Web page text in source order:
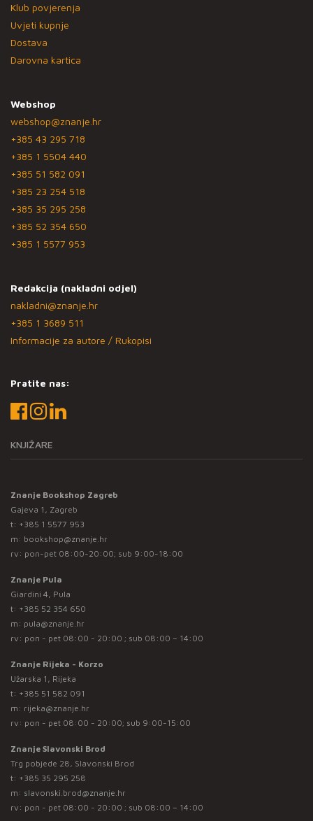
Klub povjerenja
Uvjeti kupnje
Dostava
Darovna kartica
Webshop
webshop@znanje.hr
+385 43 295 718
+385 1 5504 440
+385 51 582 091
+385 23 254 518
+385 35 295 258
+385 52 354 650
+385 1 5577 953
Redakcija (nakladni odjel)
nakladni@znanje.hr
+385 1 3689 511
Informacije za autore / Rukopisi
Pratite nas:
KNJIŽARE
Znanje Bookshop Zagreb
Gajeva 1, Zagreb
t: +385 1 5577 953
m: bookshop@znanje.hr
rv: pon-pet 08:00-20:00; sub 9:00-18:00
Znanje Pula
Giardini 4, Pula
t: +385 52 354 650
m: pula@znanje.hr
rv: pon - pet 08:00 - 20:00 ; sub 08:00 – 14:00
Znanje Rijeka - Korzo
Užarska 1, Rijeka
t: +385 51 582 091
m: rijeka@znanje.hr
rv: pon - pet 08:00 - 20:00; sub 9:00-15:00
Znanje Slavonski Brod
Trg pobjede 28, Slavonski Brod
t: +385 35 295 258
m: slavonski.brod@znanje.hr
rv: pon - pet 08:00 - 20:00 ; sub 08:00 – 14:00